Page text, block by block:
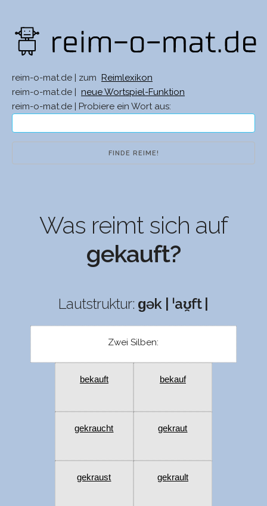
reim-o-mat.de | zum
Reimlexikon
reim-o-mat.de |
neue Wortspiel-Funktion
reim-o-mat.de | Probiere ein Wort aus:
Was reimt sich auf
gekauft?
Lautstruktur: ɡək | ˈaʊ̯ft |
Zwei Silben:
bekauft bekauf
gekraucht gekraut
gekraust gekrault